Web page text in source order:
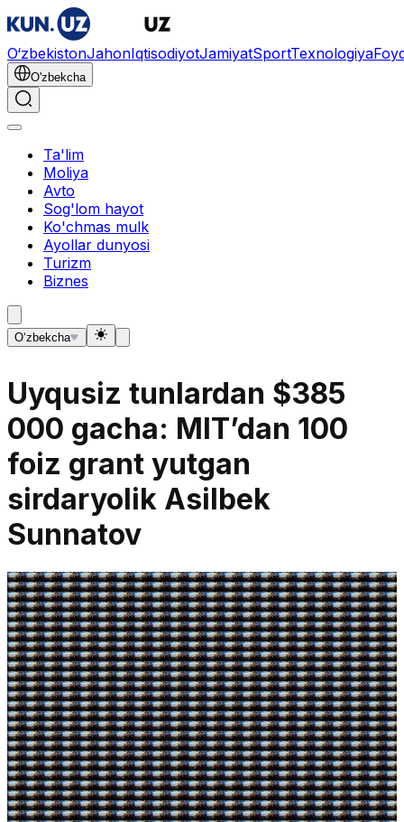
O‘zbekistonJahonIqtisodiyotJamiyatSportTexnologiya
O'zbekcha
Ta'lim
Moliya
Avto
Sog'lom hayot
Ko'chmas mulk
Ayollar dunyosi
Turizm
Biznes
O‘zbekcha
Uyqusiz tunlardan $385
000 gacha: MITʼdan 100
foiz grant yutgan
sirdaryolik Asilbek
Sunnatov